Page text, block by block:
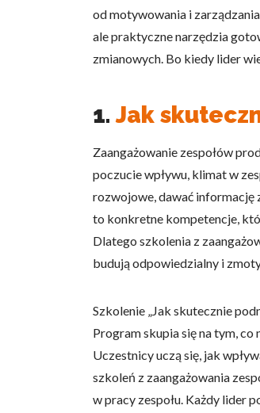
od motywowania i
ale praktyczne narzędzia
zmianowych. Bo kiedy lider
1.Jak
Zaangażowanie zespołów
poczucie wpływu, klimat w
rozwojowe, dawać informację
to konkretne kompetencje,
Dlatego szkolenia z
budują odpowiedzialny i
Szkolenie „Jak skutecznie
Program skupia się na tym,
Uczestnicy uczą się, jak
szkoleń z zaangażowania
w pracy zespołu. Każdy lider